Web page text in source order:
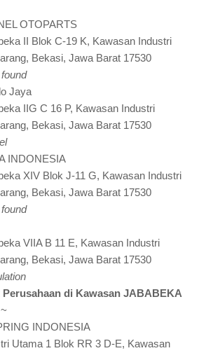
OTOPARTS
II Blok C-19 K, Kawasan Industri
Bekasi, Jawa Barat 17530
Jaya
IIG C 16 P, Kawasan Industri
Bekasi, Jawa Barat 17530
INDONESIA
XIV Blok J-11 G, Kawasan Industri
Bekasi, Jawa Barat 17530
VIIA B 11 E, Kawasan Industri
Bekasi, Jawa Barat 17530
Perusahaan di Kawasan JABABEKA
INDONESIA
Utama 1 Blok RR 3 D-E, Kawasan